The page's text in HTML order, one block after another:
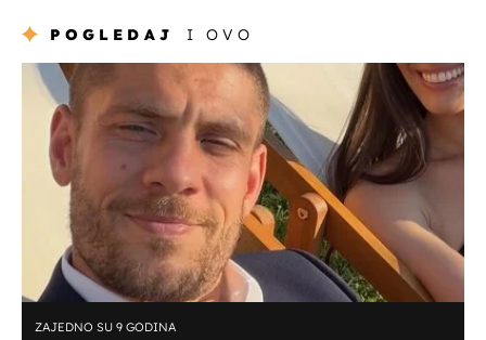
POGLEDAJ I OVO
ZAJEDNO SU 9 GODINA